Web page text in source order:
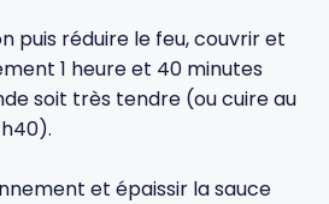
puis réduire le feu, couvrir et
1 heure et 40 minutes
soit très tendre (ou cuire au
et épaissir la sauce